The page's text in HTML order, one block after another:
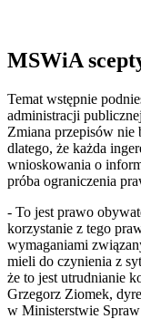
MSWiA
Temat wstępnie
administracji
Zmiana przepisów nie
dlatego, że każda
wnioskowania o
próba ograniczenia
- To jest prawo
korzystanie z tego
wymaganiami
mieli do czynienia z
że to jest utrudnianie
Grzegorz Ziomek,
w Ministerstwie